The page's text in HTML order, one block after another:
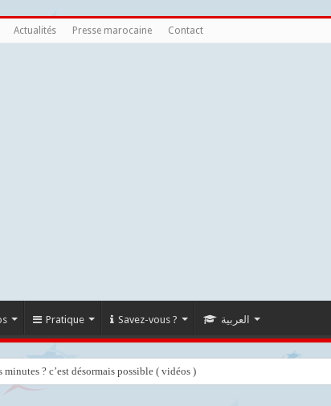
Actualités Presse marocaine Contact
Pratique Savez-vous ? العربية
? c’est désormais possible ( vidéos )